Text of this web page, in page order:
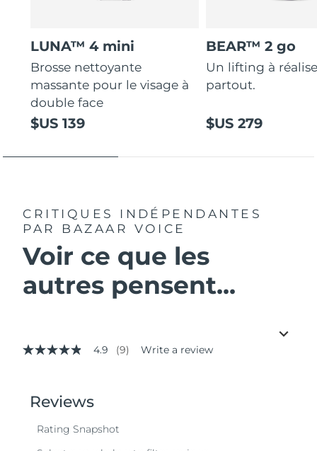
LUNA™ 4 mini
Brosse nettoyante
massante pour le visage à
double face
$US 139
BEAR™ 2 go
Un lifting à
partout.
$US 279
CRITIQUES INDÉPENDANTES
PAR BAZAAR VOICE
Voir ce que les
autres pensent...
4.9
stars,
average
value.
4.9 (9) Write a review